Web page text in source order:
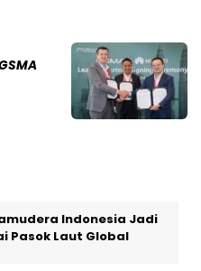
Indonesia Jadi
Pasok Laut Global